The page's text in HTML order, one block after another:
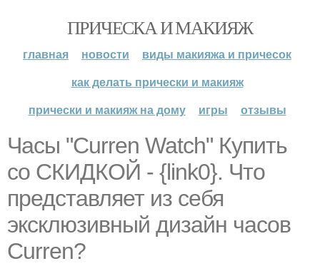
ПРИЧЕСКА И МАКИЯЖ
главная новости
виды макияжа и причесок
как делать прически и макияж
прически и макияж на дому
игры отзывы
Часы "Curren Watch" Купить
со СКИДКОЙ - {link0}. Что
представляет из себя
эксклюзивный дизайн часов
Curren?